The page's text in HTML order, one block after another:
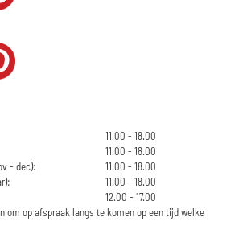
11.00 - 18.00
11.00 - 18.00
- dec):
11.00 - 18.00
11.00 - 18.00
12.00 - 17.00
om op afspraak langs te komen op een tijd welke